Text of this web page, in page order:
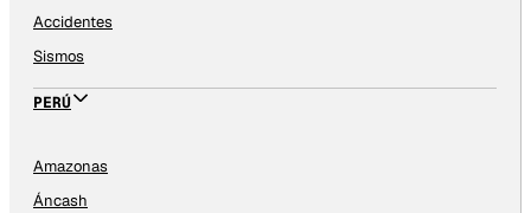
Accidentes
Sismos
PERÚ
Amazonas
Áncash